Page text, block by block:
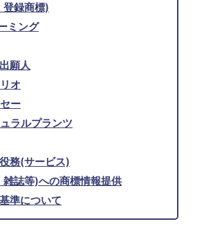
登録商標)
ミング
願人
オ
ー
ラルプランツ
務(サービス)
誌等)への商標情報提供
準について